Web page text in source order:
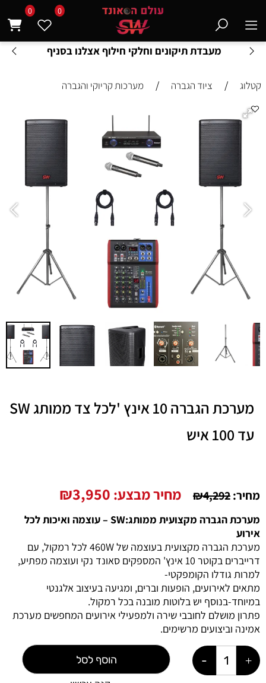
מעבדת תיקונים וחלקי חילוף אצלנו בסניף
0 0
קטלוג / ציוד הגברה / מערכות קריוקי והגברה
מערכת הגברה 10 אינץ 'לכל צד ממותג SW
עד 100 איש
מחיר: ₪4,292 מחיר מבצע: ₪3,950
מערכת הגברה מקצועית ממותג:SW – עוצמה ואיכות לכל
אירוע
מערכת הגברה מקצועית בעוצמה של ‎460W‎ לכל רמקול, עם
דרייברים בקוטר ‎10 אינץ' המספקים סאונד נקי ועוצמה מפתיע,
למרות גודלו הקומפקטי-
מתאים לאירועים, הופעות וברים, ומגיעה בעיצוב אלגנטי
במיוחד-בנוסף יש בלוטות מובנה בכל רמקול.
פתרון מושלם לחובבי שירה ולמפעילי אירועים המחפשים מערכת
אמינה וביצועים מרשימים.
הוסף לסל